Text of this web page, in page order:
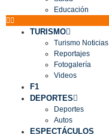
Educación
TURISMO
Turismo Noticias
Reportajes
Fotogalería
Videos
F1
DEPORTES
Deportes
Autos
ESPECTÁCULOS